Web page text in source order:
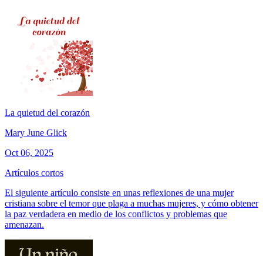
La quietud del corazón
Mary June Glick
Oct 06, 2025
Artículos cortos
El siguiente artículo consiste en unas reflexiones de una mujer
cristiana sobre el temor que plaga a muchas mujeres, y cómo obtener
la paz verdadera en medio de los conflictos y problemas que
amenazan.